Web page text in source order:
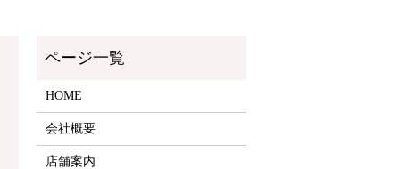
HOME
会社概要
店舗案内